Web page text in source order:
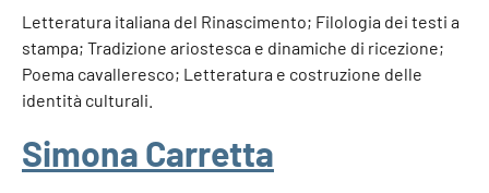
Letteratura italiana del Rinascimento; Filologia dei testi a
stampa; Tradizione ariostesca e dinamiche di ricezione;
Poema cavalleresco; Letteratura e costruzione delle
identità culturali.
Simona Carretta